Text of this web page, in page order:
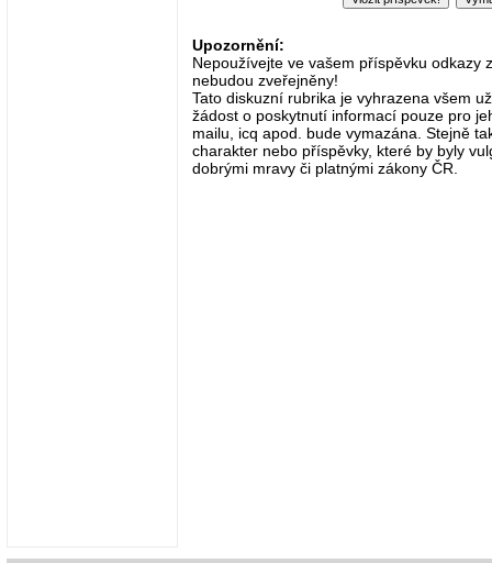
Upozornění:
Nepoužívejte ve vašem příspěvku odkazy
nebudou zveřejněny!
Tato diskuzní rubrika je vyhrazena všem
žádost o poskytnutí informací pouze pro
mailu, icq apod. bude vymazána. Stejně
charakter nebo příspěvky, které by byly
dobrými mravy či platnými zákony ČR.